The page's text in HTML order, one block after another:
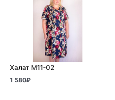
Халат М11-02
1 580₽